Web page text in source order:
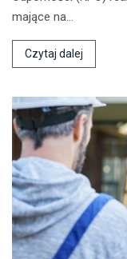
mające na…
Czytaj dalej